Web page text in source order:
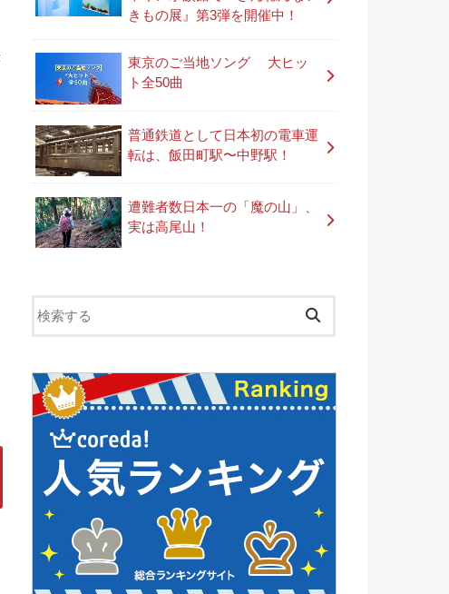
きもの展』第3弾を開催中！
東京のご当地ソング 大ヒッ
ト全50曲
普通鉄道として日本初の電車運
転は、飯田町駅〜中野駅！
遭難者数日本一の「魔の山」、
実は高尾山！